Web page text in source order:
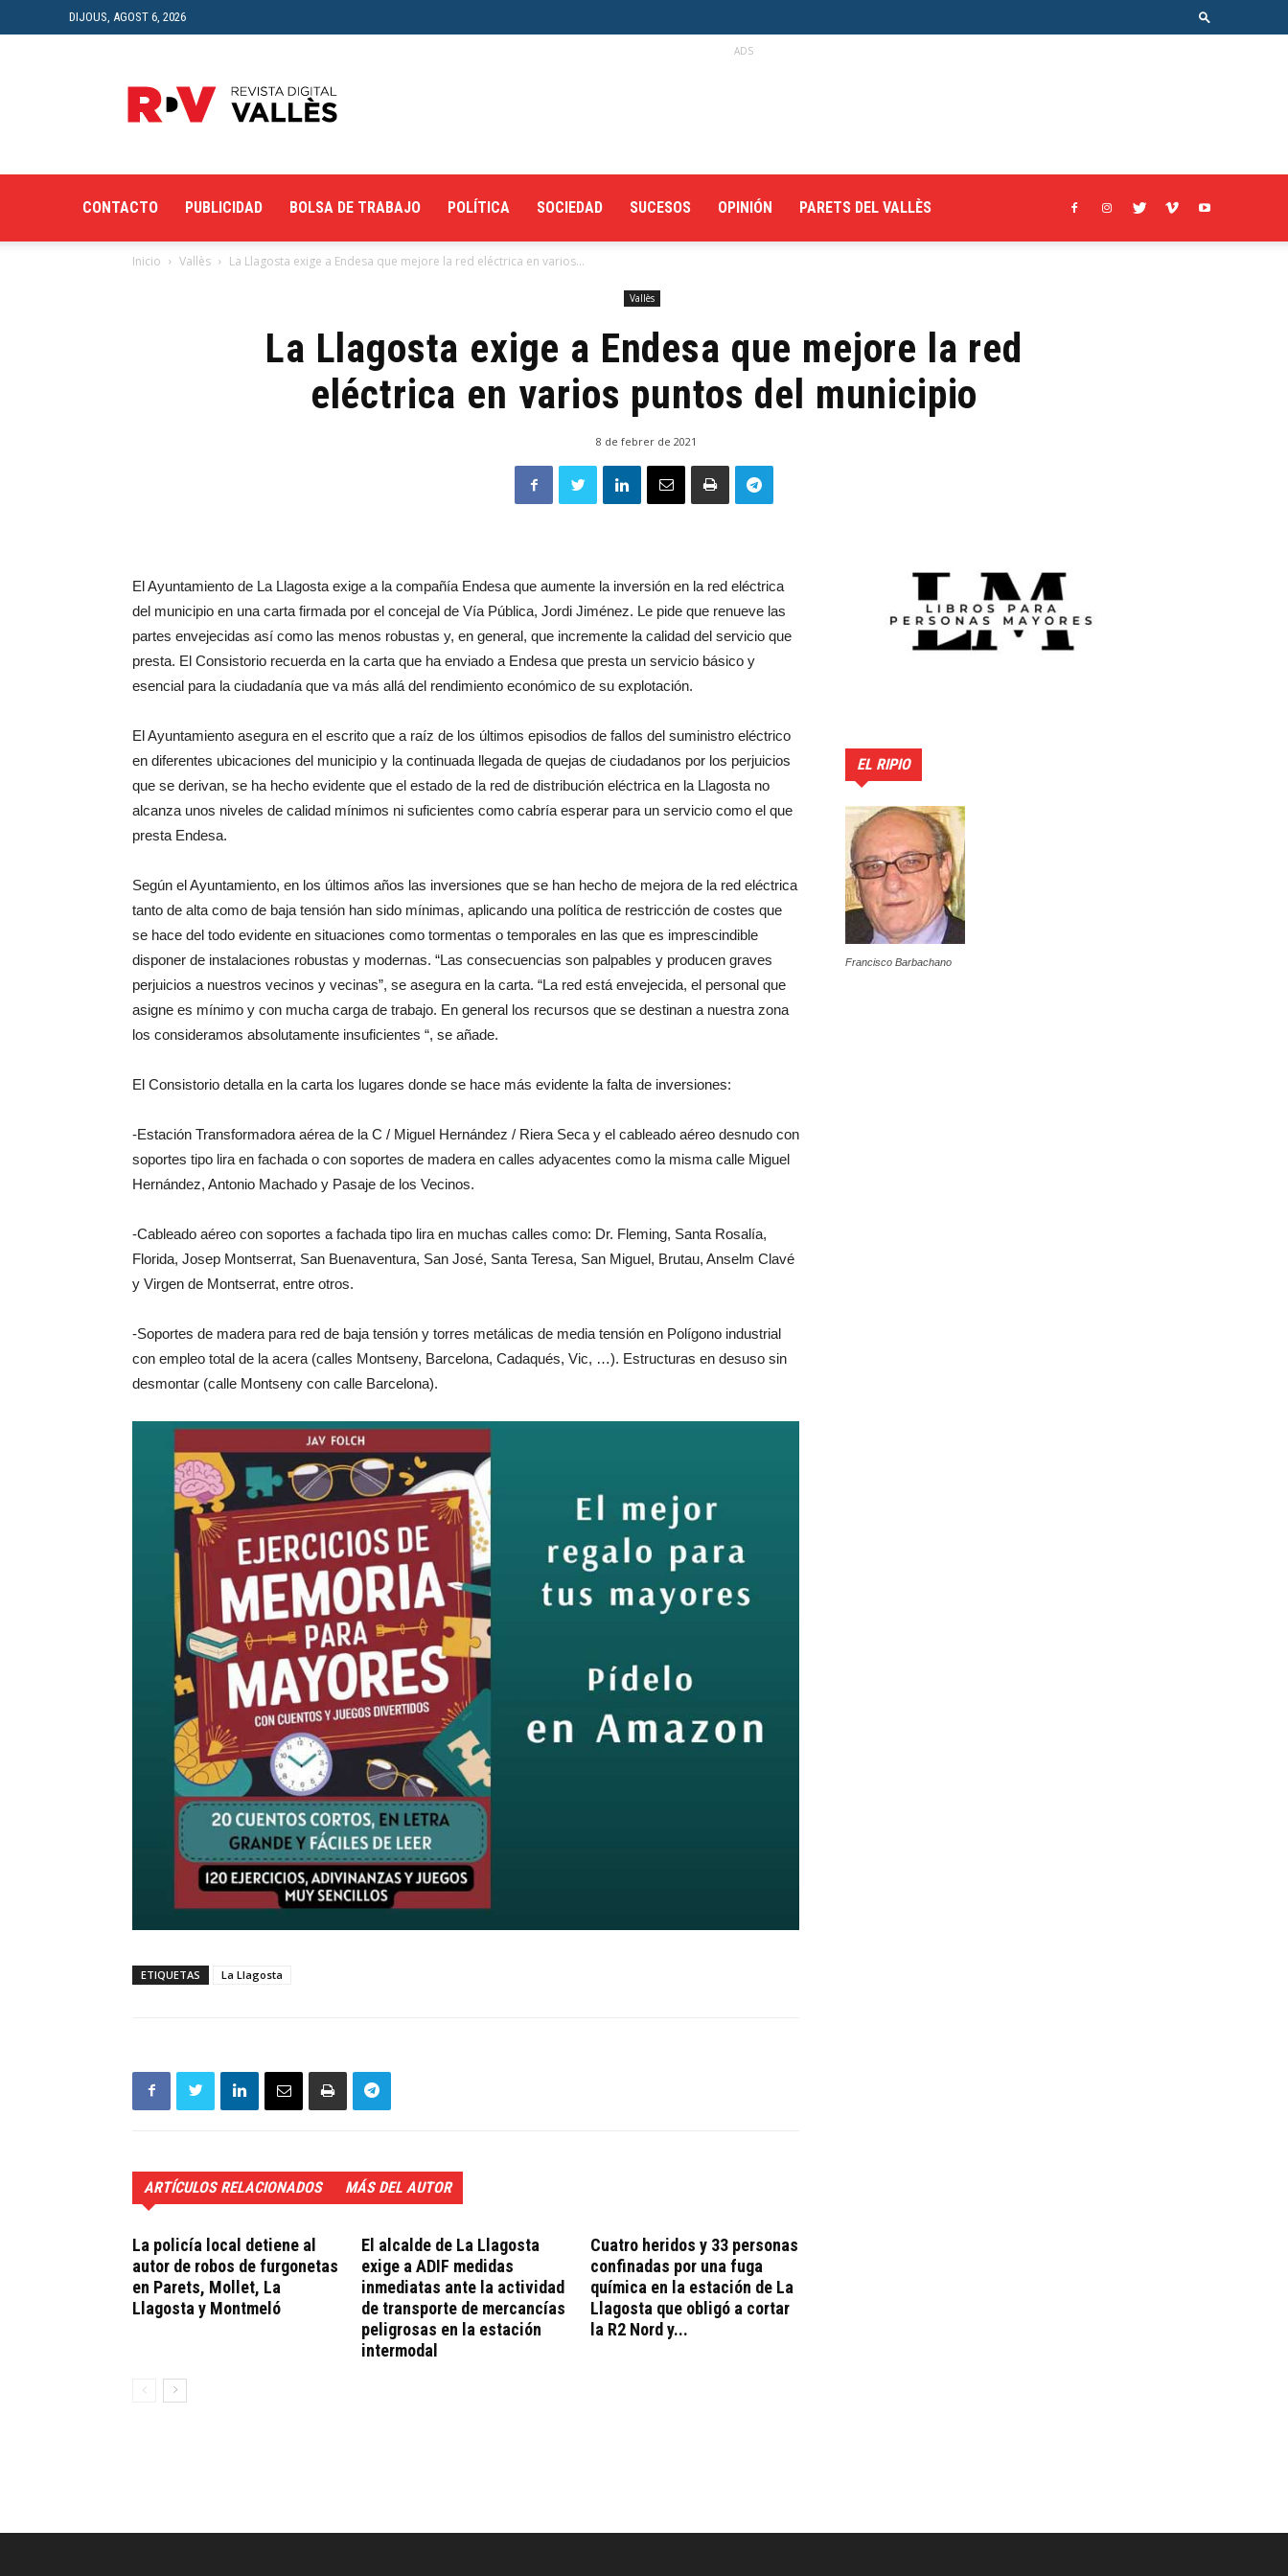
DIJOUS, AGOST 6, 2026
Digital
del
ADS
CONTACTO PUBLICIDAD BOLSA DE TRABAJO POLÍTICA SOCIEDAD SUCESOS OPINIÓN PARETS DEL VALLÈS
Inicio Vallès La Llagosta exige a Endesa que mejore la red eléctrica en varios...
Vallès
La Llagosta exige a Endesa que mejore la red
eléctrica en varios puntos del municipio
8 de febrer de 2021
El Ayuntamiento de La Llagosta exige a la compañía Endesa que aumente la inversión en la red eléctrica
del municipio en una carta firmada por el concejal de Vía Pública, Jordi Jiménez. Le pide que renueve las
partes envejecidas así como las menos robustas y, en general, que incremente la calidad del servicio que
presta. El Consistorio recuerda en la carta que ha enviado a Endesa que presta un servicio básico y
esencial para la ciudadanía que va más allá del rendimiento económico de su explotación.
El Ayuntamiento asegura en el escrito que a raíz de los últimos episodios de fallos del suministro eléctrico
en diferentes ubicaciones del municipio y la continuada llegada de quejas de ciudadanos por los perjuicios
que se derivan, se ha hecho evidente que el estado de la red de distribución eléctrica en la Llagosta no
alcanza unos niveles de calidad mínimos ni suficientes como cabría esperar para un servicio como el que
presta Endesa.
Según el Ayuntamiento, en los últimos años las inversiones que se han hecho de mejora de la red eléctrica
tanto de alta como de baja tensión han sido mínimas, aplicando una política de restricción de costes que
se hace del todo evidente en situaciones como tormentas o temporales en las que es imprescindible
disponer de instalaciones robustas y modernas. “Las consecuencias son palpables y producen graves
perjuicios a nuestros vecinos y vecinas”, se asegura en la carta. “La red está envejecida, el personal que
asigne es mínimo y con mucha carga de trabajo. En general los recursos que se destinan a nuestra zona
los consideramos absolutamente insuficientes “, se añade.
El Consistorio detalla en la carta los lugares donde se hace más evidente la falta de inversiones:
-Estación Transformadora aérea de la C / Miguel Hernández / Riera Seca y el cableado aéreo desnudo con
soportes tipo lira en fachada o con soportes de madera en calles adyacentes como la misma calle Miguel
Hernández, Antonio Machado y Pasaje de los Vecinos.
-Cableado aéreo con soportes a fachada tipo lira en muchas calles como: Dr. Fleming, Santa Rosalía,
Florida, Josep Montserrat, San Buenaventura, San José, Santa Teresa, San Miguel, Brutau, Anselm Clavé
y Virgen de Montserrat, entre otros.
-Soportes de madera para red de baja tensión y torres metálicas de media tensión en Polígono industrial
con empleo total de la acera (calles Montseny, Barcelona, ​​Cadaqués, Vic, …). Estructuras en desuso sin
desmontar (calle Montseny con calle Barcelona).
ETIQUETAS La Llagosta
ARTÍCULOS RELACIONADOS MÁS DEL AUTOR
La policía local detiene al
autor de robos de furgonetas
en Parets, Mollet, La
Llagosta y Montmeló
El alcalde de La Llagosta
exige a ADIF medidas
inmediatas ante la actividad
de transporte de mercancías
peligrosas en la estación
intermodal
Cuatro heridos y 33 personas
confinadas por una fuga
química en la estación de La
Llagosta que obligó a cortar
la R2 Nord y...
EL RIPIO
Francisco Barbachano